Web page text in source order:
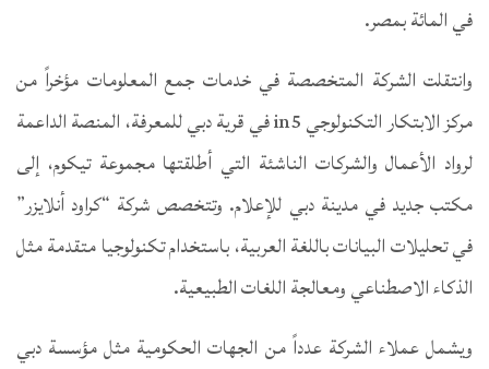
في المائة بمصر.
وانتقلت الشركة المتخصصة في خدمات جمع المعلومات مؤخراً من
مركز الابتكار التكنولوجي in5 في قرية دبي للمعرفة، المنصة الداعمة
لرواد الأعمال والشركات الناشئة التي أطلقتها مجموعة تيكوم، إلى
مكتب جديد في مدينة دبي للإعلام. وتتخصص شركة “كراود أنلايزر”
في تحليلات البيانات باللغة العربية، باستخدام تكنولوجيا متقدمة مثل
الذكاء الاصطناعي ومعالجة اللغات الطبيعية.
ويشمل عملاء الشركة عدداً من الجهات الحكومية مثل مؤسسة دبي